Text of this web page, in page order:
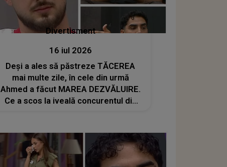
Divertisment
16 iul 2026
Deși a ales să păstreze TĂCEREA
mai multe zile, în cele din urmă
Ahmed a făcut MAREA DEZVĂLUIRE.
Ce a scos la iveală concurentul din